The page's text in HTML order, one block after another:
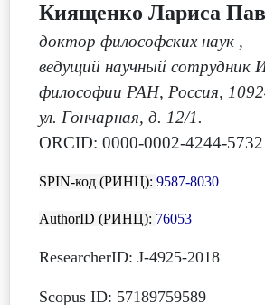
Киященко Лариса
доктор философских наук ,
ведущий научный сотрудник
философии РАН, Россия,
ул. Гончарная, д. 12/1.
ORCID: 0000-0002-4244-5732
SPIN-код (РИНЦ): 9587-8030
AuthorID (РИНЦ): 76053
ResearcherID: J-4925-2018
Scopus ID: 57189759589